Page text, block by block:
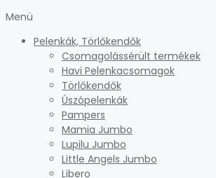
Menü
Pelenkák, Törlőkendők
Csomagolássérült termékek
Havi Pelenkacsomagok
Törlőkendők
Úszópelenkák
Pampers
Mamia Jumbo
Lupilu Jumbo
Little Angels Jumbo
Libero